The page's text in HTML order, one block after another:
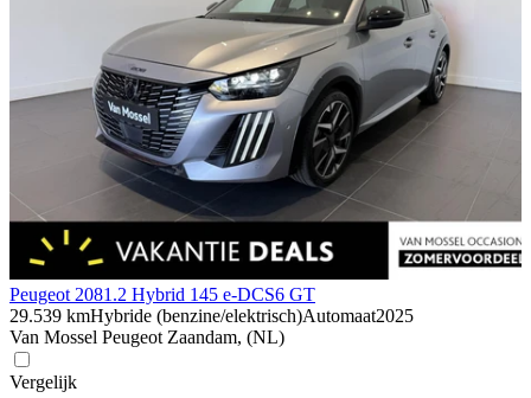
Peugeot 2081.2 Hybrid 145 e-DCS6 GT
29.539 kmHybride (benzine/elektrisch)Automaat2025
Van Mossel Peugeot Zaandam, (NL)
Vergelijk